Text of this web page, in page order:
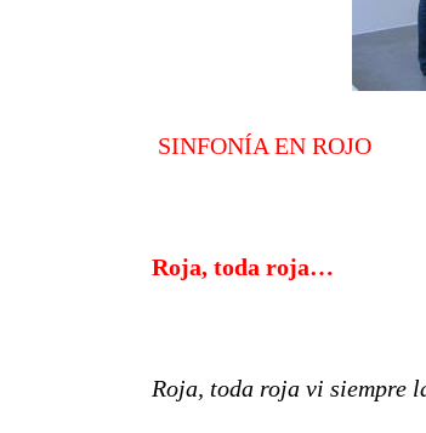
SINFONÍA EN ROJO
Roja, toda roja…
Roja, toda roja vi siempre